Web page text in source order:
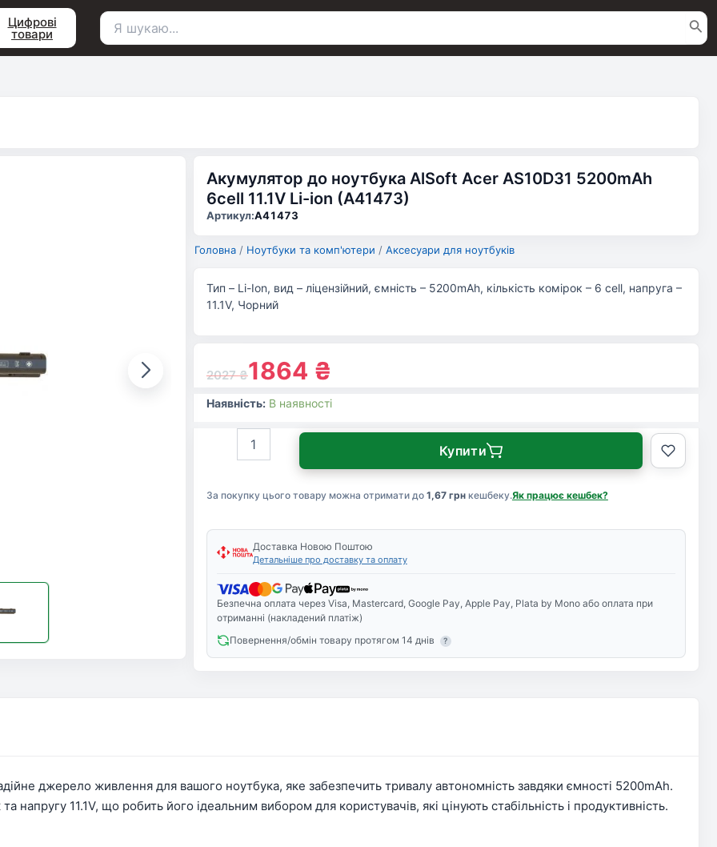
Цифрові
товари
Пошук
Акумулятор до ноутбука AlSoft Acer AS10D31 5200mAh
6cell 11.1V Li-ion (A41473)
Артикул:A41473
Головна / Ноутбуки та комп'ютери / Аксесуари для ноутбуків
2027₴1864 ₴
Тип – Li-Ion, вид – ліцензійний, ємність – 5200mAh, кількість комірок – 6 cell, напруга –
11.1V, Чорний
Наявність: В наявності
За покупку цього товару можна отримати до 1,67 грнкешбеку.Як працює кешбек?
Acer
5200mAh
6cell
11.1V
(A41473)
кількість
Купити
Доставка Новою Поштою
Детальніше про доставку та оплату
Безпечна оплата через Visa, Mastercard, Google Pay, Apple Pay, Plata by Mono або оплата при
отриманні (накладений платіж)
Повернення/обмін товару протягом 14 днів
?
джерело живлення для вашого ноутбука, яке забезпечить тривалу автономність завдяки ємності 5200mAh.
напругу 11.1V, що робить його ідеальним вибором для користувачів, які цінують стабільність і продуктивність.